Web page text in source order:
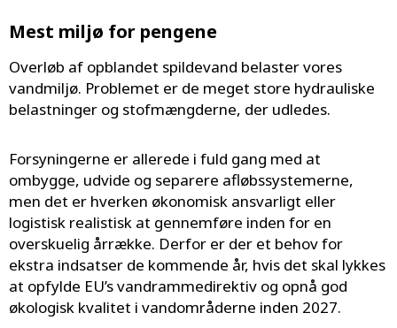
Mest miljø for pengene
Overløb af opblandet spildevand belaster vores
vandmiljø. Problemet er de meget store hydrauliske
belastninger og stofmængderne, der udledes.
Forsyningerne er allerede i fuld gang med at
ombygge, udvide og separere afløbssystemerne,
men det er hverken økonomisk ansvarligt eller
logistisk realistisk at gennemføre inden for en
overskuelig årrække. Derfor er der et behov for
ekstra indsatser de kommende år, hvis det skal lykkes
at opfylde EU’s vandrammedirektiv og opnå god
økologisk kvalitet i vandområderne inden 2027.